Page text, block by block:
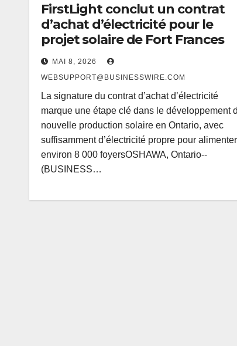
FirstLight conclut un contrat
d’achat d’électricité pour le
projet solaire de Fort Frances
MAI 8, 2026
WEBSUPPORT@BUSINESSWIRE.COM
La signature du contrat d’achat d’électricité
marque une étape clé dans le développement
nouvelle production solaire en Ontario, avec
suffisamment d’électricité propre pour alimenter
environ 8 000 foyersOSHAWA, Ontario--
(BUSINESS…